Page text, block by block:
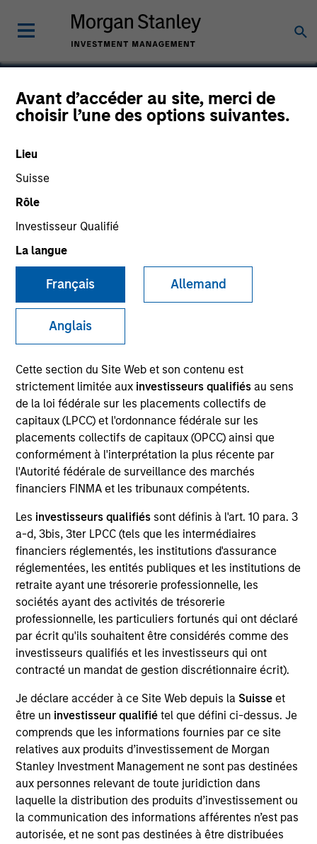
Avant d’accéder au site, merci de
choisir l’une des options suivantes.
Lieu
Suisse
Rôle
Investisseur Qualifié
La langue
Français Allemand
Anglais
Cette section du Site Web et son contenu est
strictement limitée aux investisseurs qualifiésau sens
de la loi fédérale sur les placements collectifs de
capitaux (LPCC) et l'ordonnance fédérale sur les
placements collectifs de capitaux (OPCC) ainsi que
conformément à l'interprétation la plus récente par
l'Autorité fédérale de surveillance des marchés
financiers FINMA et les tribunaux compétents.
Les investisseurs qualifiés sont définis à l'art. 10 para. 3
a-d, 3bis, 3ter LPCC (tels que les intermédiaires
financiers réglementés, les institutions d'assurance
réglementées, les entités publiques et les institutions de
retraite ayant une trésorerie professionnelle, les
sociétés ayant des activités de trésorerie
professionnelle, les particuliers fortunés qui ont déclaré
par écrit qu'ils souhaitent être considérés comme des
investisseurs qualifiés et les investisseurs qui ont
contracté un mandat de gestion discrétionnaire écrit).
Je déclare accéder à ce Site Web depuis la Suisse et
être un investisseur qualifiétel que défini ci-dessus. Je
comprends que les informations fournies par ce site
relatives aux produits d’investissement de Morgan
Stanley Investment Management ne sont pas destinées
aux personnes relevant de toute juridiction dans
laquelle la distribution des produits d’investissement ou
la communication des informations afférentes n’est pas
autorisée, et ne sont pas destinées à être distribuées
StraitNZ
SECTOR
Transportation
COUNTRY
New Zealand
Invested on
Mar 2022
StraitNZ is a ferry and logistics operator that
manages multiple daily freight and passenger
services across the Cook Strait in New Zealand.
StraitNZ is one of only two Cook Strait ferry
operators, connecting New Zealand’s national
highway system from the North Island, where
approximately 77% of New Zealand’s population
resides, to the South Island, where the remainder of
the population lives. With more than 90% of New
Zealand’s freight being distributed via road and
imports becoming increasingly concentrated at
North Island ports, these ferries represent essential
transportation infrastructure for the New Zealand
logistics supply chain, with strong barriers to entry